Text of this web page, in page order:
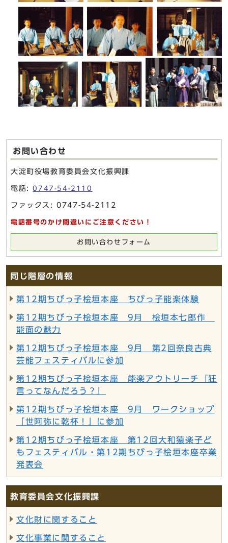
お問い合わせ
大淀町役場教育委員会文化振興課
電話:0747-54-2110
ファックス: 0747-54-2112
電話番号のかけ間違いにご注意ください！
お問い合わせフォーム
同じ階層の情報
第12期ちびっ子桧垣本座 ちびっ子能楽体験
第12期ちびっ子桧垣本座 9月 桧垣本七郎作
能面の魅力
第12期ちびっ子桧垣本座 9月 第2回奈良古典
芸能フェスティバルに参加
第12期ちびっ子桧垣本座 能楽アウトリーチ『狂
言ってなんだろう？』
第12期ちびっ子桧垣本座 9月 ワークショップ
「世阿弥に乾杯！」に参加
第12期ちびっ子桧垣本座 第12回大和猿楽子ど
もフェスティバル・第12期ちびっ子桧垣本座卒業
発表会
教育委員会文化振興課
文化財に関すること
文化事業に関すること